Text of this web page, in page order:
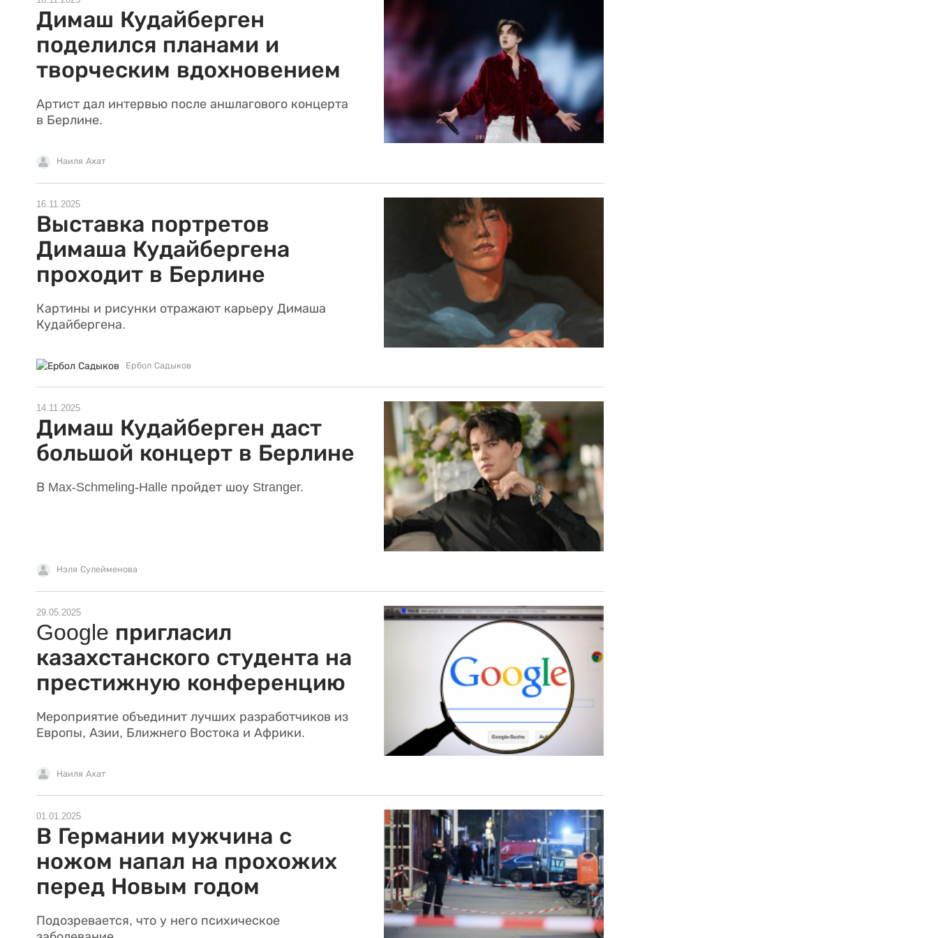
Димаш Кудайберген
поделился планами и
творческим вдохновением
Артист дал интервью после аншлагового концерта
в Берлине.
Наиля Ахат
16.11.2025
Выставка портретов
Димаша Кудайбергена
проходит в Берлине
Картины и рисунки отражают карьеру Димаша
Кудайбергена.
Ербол Садыков
14.11.2025
Димаш Кудайберген даст
большой концерт в Берлине
В Max-Schmeling-Halle пройдет шоу Stranger.
Нэля Сулейменова
29.05.2025
Google пригласил
казахстанского студента на
престижную конференцию
Мероприятие объединит лучших разработчиков из
Европы, Азии, Ближнего Востока и Африки.
Наиля Ахат
01.01.2025
В Германии мужчина с
ножом напал на прохожих
перед Новым годом
Подозревается, что у него психическое